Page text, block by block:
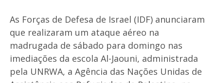
As Forças de Defesa de Israel (IDF) anunciaram
que realizaram um ataque aéreo na
madrugada de sábado para domingo nas
imediações da escola Al-Jaouni, administrada
pela UNRWA, a Agência das Nações Unidas de